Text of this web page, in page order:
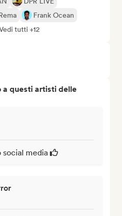
Frank Ocean
tutti +12
a questi artisti delle
social media